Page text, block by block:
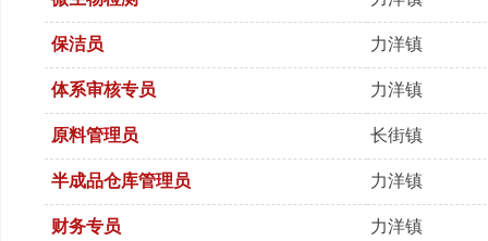
保洁员 力洋镇
体系审核专员 力洋镇
原料管理员 长街镇
半成品仓库管理员 力洋镇
财务专员 力洋镇